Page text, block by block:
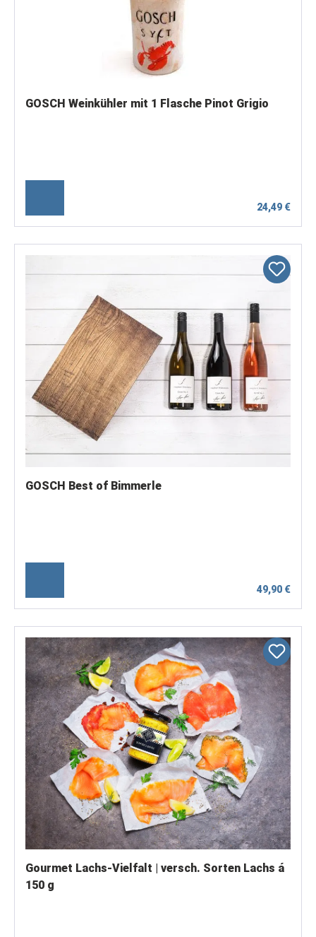
GOSCH Weinkühler mit 1 Flasche Pinot Grigio
24,49 €
GOSCH Best of Bimmerle
49,90 €
Gourmet Lachs-Vielfalt | versch. Sorten Lachs á
150 g